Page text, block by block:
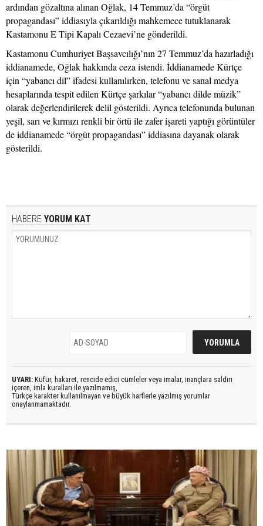
ardından gözaltına alınan Oğlak, 14 Temmuz’da “örgüt
propagandası” iddiasıyla çıkarıldığı mahkemece tutuklanarak
Kastamonu E Tipi Kapalı Cezaevi’ne gönderildi.
Kastamonu Cumhuriyet Başsavcılığı’nın 27 Temmuz’da hazırladığı
iddianamede, Oğlak hakkında ceza istendi. İddianamede Kürtçe
için “yabancı dil” ifadesi kullanılırken, telefonu ve sanal medya
hesaplarında tespit edilen Kürtçe şarkılar “yabancı dilde müzik”
olarak değerlendirilerek delil gösterildi. Ayrıca telefonunda bulunan
yeşil, sarı ve kırmızı renkli bir örtü ile zafer işareti yaptığı görüntüler
de iddianamede “örgüt propagandası” iddiasına dayanak olarak
gösterildi.
HABERE YORUM KAT
UYARI: Küfür, hakaret, rencide edici cümleler veya imalar, inançlara saldırı
içeren, imla kuralları ile yazılmamış,
Türkçe karakter kullanılmayan ve büyük harflerle yazılmış yorumlar
onaylanmamaktadır.